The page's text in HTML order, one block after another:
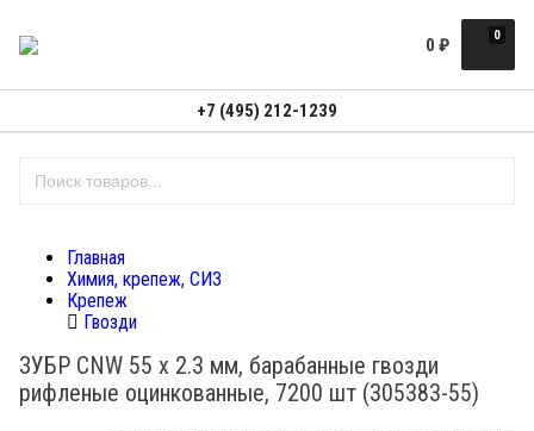
0
0 ₽
+7 (495) 212-1239
Главная
Химия, крепеж, СИЗ
Крепеж
Гвозди
ЗУБР CNW 55 х 2.3 мм, барабанные гвозди
рифленые оцинкованные, 7200 шт (305383-55)